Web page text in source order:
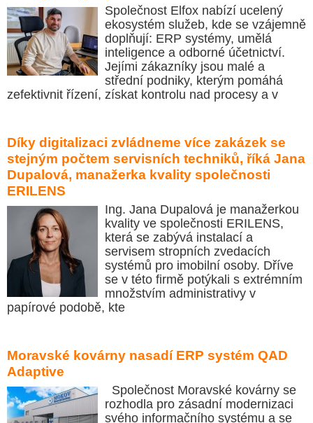
Společnost Elfox nabízí ucelený
ekosystém služeb, kde se vzájemně
doplňují: ERP systémy, umělá
inteligence a odborné účetnictví.
Jejími zákazníky jsou malé a
střední podniky, kterým pomáhá
zefektivnit řízení, získat kontrolu nad procesy a v
Díky digitalizaci zvládneme více zakázek se
stejným počtem servisních techniků, říká Jana
Dupalová, manažerka kvality společnosti
ERILENS
Ing. Jana Dupalová je manažerkou
kvality ve společnosti ERILENS,
která se zabývá instalací a
servisem stropních zvedacích
systémů pro imobilní osoby. Dříve
se v této firmě potýkali s extrémním
množstvím administrativy v
papírové podobě, kte
Moravské kovárny nasadí ERP systém QAD
Adaptive
Společnost Moravské kovárny se
rozhodla pro zásadní modernizaci
svého informačního systému a se